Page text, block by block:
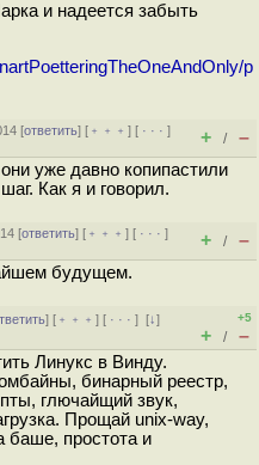
и надеется забыть
p
[ответить] [ ﹢﹢﹢] [ · · ·]
+ / –
уже давно копипастили
Как я и говорил.
[ответить] [ ﹢﹢﹢] [ · · ·]
+ / –
будущем.
] [ ﹢﹢﹢] [ · · ·][↓]
+5
+ / –
Линукс в Винду.
бинарный реестр,
глючайщий звук,
Прощай unix-way,
баше, простота и